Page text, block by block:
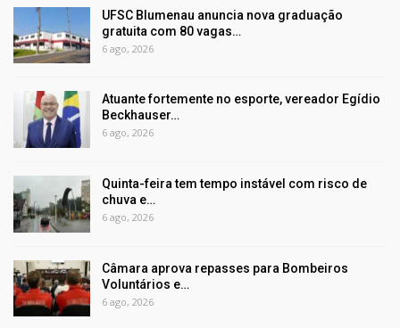
UFSC Blumenau anuncia nova graduação
gratuita com 80 vagas…
6 ago, 2026
Atuante fortemente no esporte, vereador Egídio
Beckhauser…
6 ago, 2026
Quinta-feira tem tempo instável com risco de
chuva e…
6 ago, 2026
Câmara aprova repasses para Bombeiros
Voluntários e…
6 ago, 2026